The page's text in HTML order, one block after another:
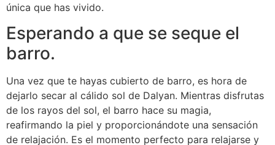
única que has vivido.
Esperando a que se seque el
barro.
Una vez que te hayas cubierto de barro, es hora de
dejarlo secar al cálido sol de Dalyan. Mientras disfrutas
de los rayos del sol, el barro hace su magia,
reafirmando la piel y proporcionándote una sensación
de relajación. Es el momento perfecto para relajarse y